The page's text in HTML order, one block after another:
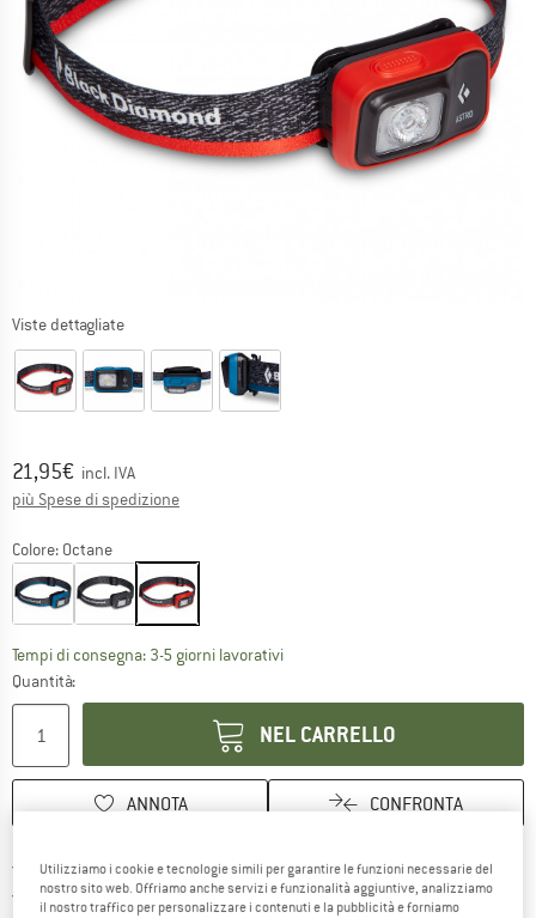
Viste dettagliate
Prezzo:
21,95€ incl. IVA
più Spese di spedizioneInformazioni sui costi di spedizione. Si apre in
Colore: Octane
Tempi di consegna: 3-5 giorni lavorativiIl link si apre in una casella
Quantità:
NEL CARRELLO
ANNOTA CONFRONTA
Porto franco da 69 € (IT)Qui trovi ulteriori informazioni sulle
100 giorni di diritto di recessoVai alla politica di recesso qui
Utilizziamo i cookie e tecnologie simili per garantire le funzioni necessarie del
nostro sito web. Offriamo anche servizi e funzionalità aggiuntive, analizziamo
il nostro traffico per personalizzare i contenuti e la pubblicità e forniamo